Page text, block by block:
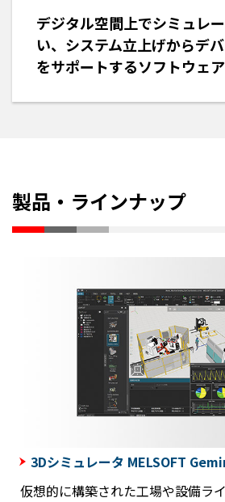
デジタル空間上でシミュレ
い、システム立上げからデ
をサポートするソフトウェア
製品・ラインナップ
3Dシミュレータ MELSOFT
仮想的に構築された工場や設備ラ